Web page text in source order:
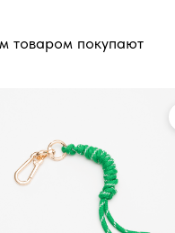
товаром покупают